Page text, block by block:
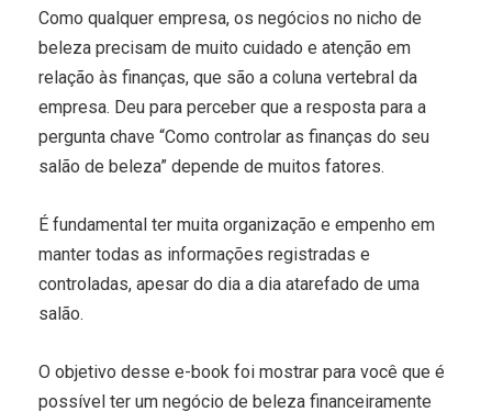
Como qualquer empresa, os negócios no nicho de
beleza precisam de muito cuidado e atenção em
relação às finanças, que são a coluna vertebral da
empresa. Deu para perceber que a resposta para a
pergunta chave “Como controlar as finanças do seu
salão de beleza” depende de muitos fatores.
É fundamental ter muita organização e empenho em
manter todas as informações registradas e
controladas, apesar do dia a dia atarefado de uma
salão.
O objetivo desse e-book foi mostrar para você que é
possível ter um negócio de beleza financeiramente